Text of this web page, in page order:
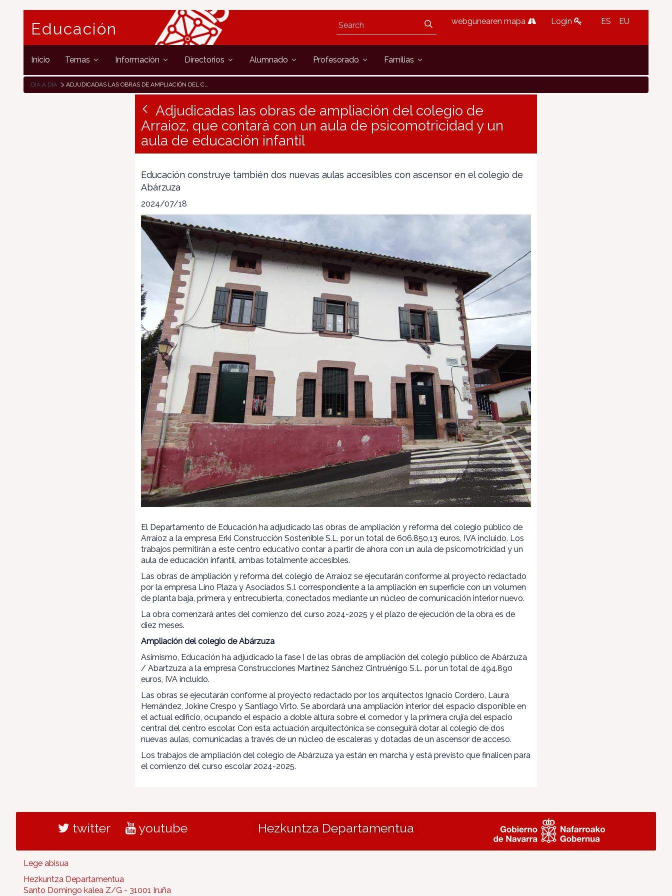
Educación webgunearen mapa Login ES EU
Inicio Temas Información Directorios Alumnado Profesorado Familias
DÍA A DÍA ADJUDICADAS LAS OBRAS DE AMPLIACIÓN DEL COLEGIO DE ARRAIOZ, QUE CONTARÁ CON UN AULA DE PSICOMOTRICIDAD Y UN AULA DE EDUCACIÓN INFANTIL
Adjudicadas las obras de ampliación del colegio de
Arraioz, que contará con un aula de psicomotricidad y un
aula de educación infantil
Educación construye también dos nuevas aulas accesibles con ascensor en el colegio de
Abárzuza
2024/07/18
El Departamento de Educación ha adjudicado las obras de ampliación y reforma del colegio público de
Arraioz a la empresa Erki Construcción Sostenible S.L. por un total de 606.850,13 euros, IVA incluido. Los
trabajos permitirán a este centro educativo contar a partir de ahora con un aula de psicomotricidad y un
aula de educación infantil, ambas totalmente accesibles.
Las obras de ampliación y reforma del colegio de Arraioz se ejecutarán conforme al proyecto redactado
por la empresa Lino Plaza y Asociados S.I. correspondiente a la ampliación en superficie con un volumen
de planta baja, primera y entrecubierta, conectados mediante un núcleo de comunicación interior nuevo.
La obra comenzará antes del comienzo del curso 2024-2025 y el plazo de ejecución de la obra es de
diez meses.
Ampliación del colegio de Abárzuza
Asimismo, Educación ha adjudicado la fase I de las obras de ampliación del colegio público de Abárzuza
/ Abartzuza a la empresa Construcciones Martínez Sánchez Cintruénigo S.L. por un total de 494.890
euros, IVA incluido.
Las obras se ejecutarán conforme al proyecto redactado por los arquitectos Ignacio Cordero, Laura
Hernández, Jokine Crespo y Santiago Virto. Se abordará una ampliación interior del espacio disponible en
el actual edificio, ocupando el espacio a doble altura sobre el comedor y la primera crujía del espacio
central del centro escolar. Con esta actuación arquitectónica se conseguirá dotar al colegio de dos
nuevas aulas, comunicadas a través de un núcleo de escaleras y dotadas de un ascensor de acceso.
Los trabajos de ampliación del colegio de Abárzuza ya están en marcha y está previsto que finalicen para
el comienzo del curso escolar 2024-2025.
twitter youtube Hezkuntza Departamentua
Lege abisua
Hezkuntza Departamentua
Santo Domingo kalea Z/G - 31001 Iruña